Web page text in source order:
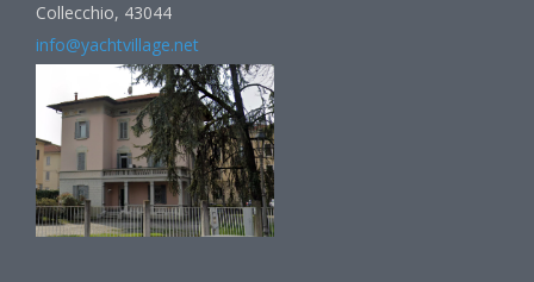
Collecchio, 43044
info@yachtvillage.net